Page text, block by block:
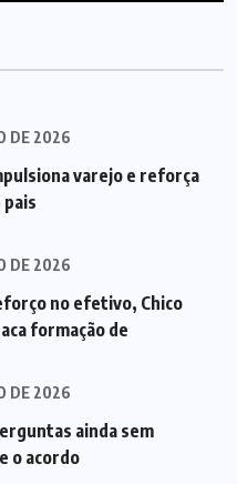
DE 2026
varejo e reforça
DE 2026
no efetivo, Chico
formação de
DE 2026
ainda sem
o acordo